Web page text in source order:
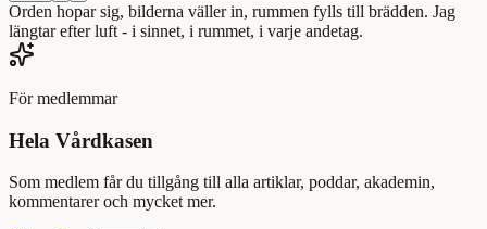
Orden hopar sig, bilderna väller in, rummen fylls till brädden. Jag
längtar efter luft - i sinnet, i rummet, i varje andetag.
För medlemmar
Hela Vårdkasen
Som medlem får du tillgång till alla artiklar, poddar, akademin,
kommentarer och mycket mer.